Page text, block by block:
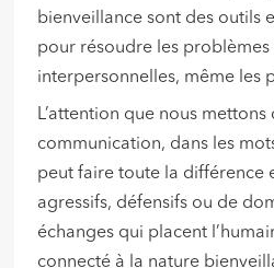
bienveillance sont des outils
pour résoudre les
interpersonnelles, même les
L’attention que nous mettons
communication, dans les
peut faire toute la différence
agressifs, défensifs ou de
échanges qui placent
connecté à la nature